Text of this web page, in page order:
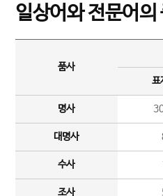
일상어와 전문어의
품사
표
명사
대명사
수사
조사